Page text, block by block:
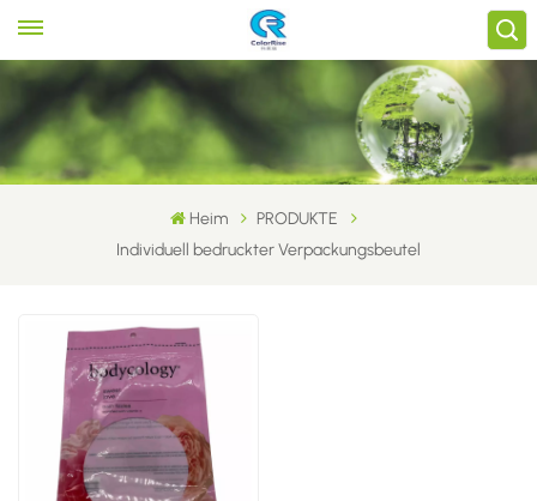
Heim
PRODUKTE
Individuell bedruckter Verpackungsbeutel